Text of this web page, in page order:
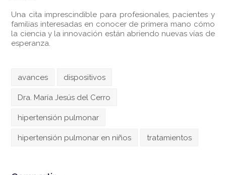
Una cita imprescindible para profesionales, pacientes y
familias interesadas en conocer de primera mano cómo
la ciencia y la innovación están abriendo nuevas vías de
esperanza.
avances dispositivos
Dra. María Jesús del Cerro
hipertensión pulmonar
hipertensión pulmonar en niños tratamientos